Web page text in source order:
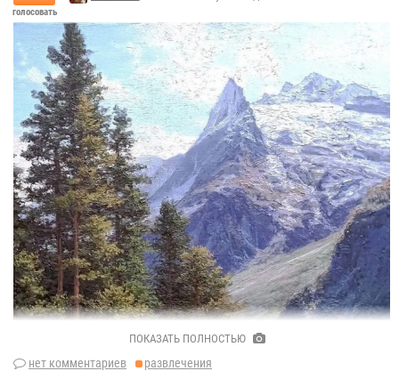
Игорь Дубовой..
голосовать
ПОКАЗАТЬ ПОЛНОСТЬЮ
нет комментариев развлечения